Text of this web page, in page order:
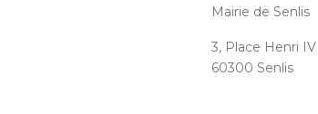
Mairie de Senlis
3, Place Henri IV
60300 Senlis